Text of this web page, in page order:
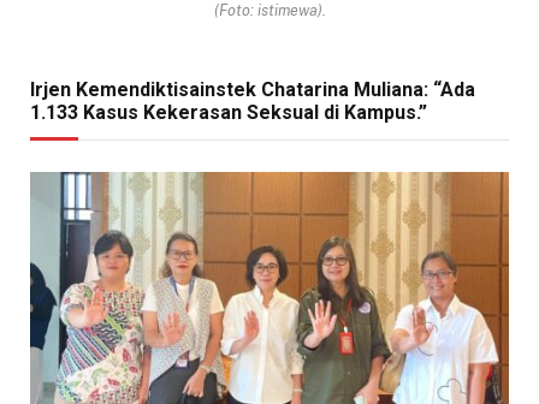
(Foto: istimewa).
Irjen Kemendiktisainstek Chatarina Muliana: “Ada
1.133 Kasus Kekerasan Seksual di Kampus.”